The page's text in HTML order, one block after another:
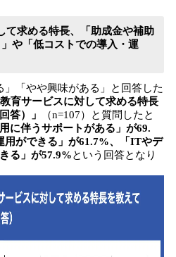
て求める特長、「助成金や補助
や「低コストでの導入・運
「やや興味がある」と回答した
育サービスに対して求める特長
答）」
（n=107）と質問したと
に伴うサポートがある」が69.
用ができる」が61.7%、「ITやデ
る」が57.9%という回答となり